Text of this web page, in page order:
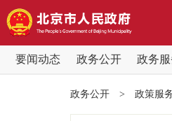
要闻动态 政务公开 政务
党中央
政务公开 > 政策服